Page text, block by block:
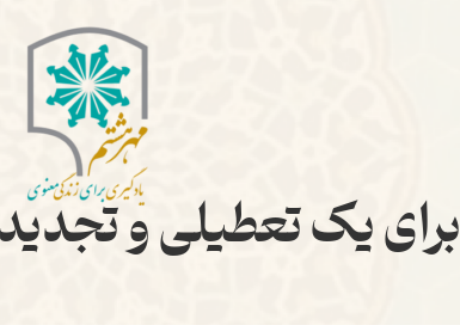
برای یک تعطیلی و